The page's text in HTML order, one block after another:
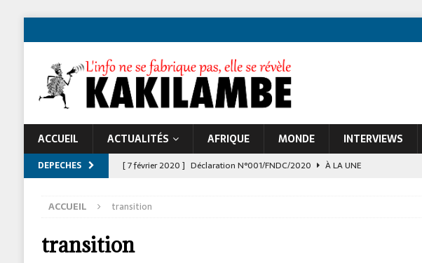
ACCUEIL ACTUALITÉS AFRIQUE MONDE INTERVIEWS
DEPECHES [ 7 février 2020 ] Déclaration N°001/FNDC/2020
À LA UNE
À LA UNE
ACCUEIL transition
transition